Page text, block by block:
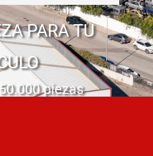
PARA TU
piezas